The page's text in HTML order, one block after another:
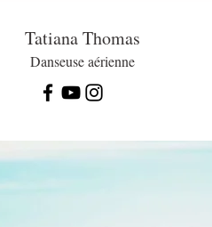
Tatiana Thomas
Danseuse aérienne